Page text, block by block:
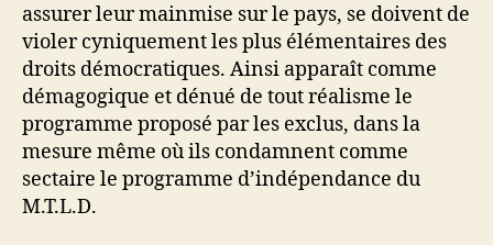
assurer leur mainmise sur le pays, se doivent de
violer cyniquement les plus élémentaires des
droits démocratiques. Ainsi apparaît comme
démagogique et dénué de tout réalisme le
programme proposé par les exclus, dans la
mesure même où ils condamnent comme
sectaire le programme d’indépendance du
M.T.L.D.